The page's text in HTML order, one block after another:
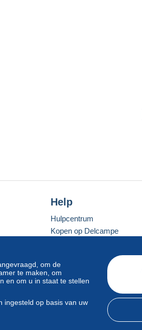
om de
te maken, om
en om u in staat te stellen
ingesteld op basis van uw
Help
Hulpcentrum
Kopen op Delcampe
Een beveiligde website